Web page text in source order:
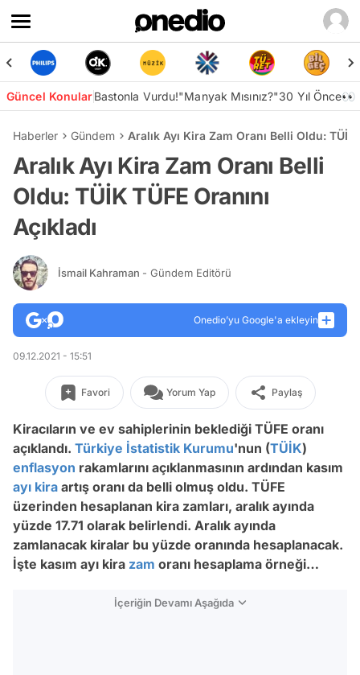
Güncel KonularBastonla Vurdu!"Manyak Mısınız?"30 Yıl Önce👀
Haberler Gündem Aralık Ayı Kira Zam Oranı Belli Oldu: TÜİK
Aralık Ayı Kira Zam Oranı Belli
Oldu: TÜİK TÜFE Oranını
Açıkladı
İsmail Kahraman - Gündem Editörü
Onedio’yu Google'a ekleyin
09.12.2021 - 15:51
Favori Yorum Yap Paylaş
Kiracıların ve ev sahiplerinin beklediği TÜFE oranı
açıklandı. Türkiye İstatistik Kurumu'nun (TÜİK)
enflasyon rakamlarını açıklanmasının ardından kasım
ayı kira artış oranı da belli olmuş oldu. TÜFE
üzerinden hesaplanan kira zamları, aralık ayında
yüzde 17.71 olarak belirlendi. Aralık ayında
zamlanacak kiralar bu yüzde oranında hesaplanacak.
İşte kasım ayı kira zam oranı hesaplama örneği…
İçeriğin Devamı Aşağıda